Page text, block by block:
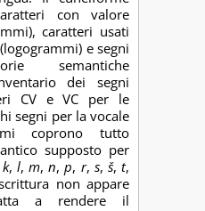
con valore
caratteri usati
e segni
semantiche
dei segni
CV e VC per le
segni per la vocale
coprono tutto
supposto per
k, l,m,n,p, r, s, š,t,
non appare
a rendere il